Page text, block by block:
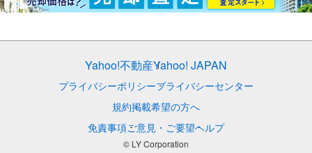
Yahoo!不動産Yahoo! JAPAN
プライバシーポリシープライバシーセンター
規約掲載希望の方へ
免責事項ご意見・ご要望ヘルプ
© LY Corporation